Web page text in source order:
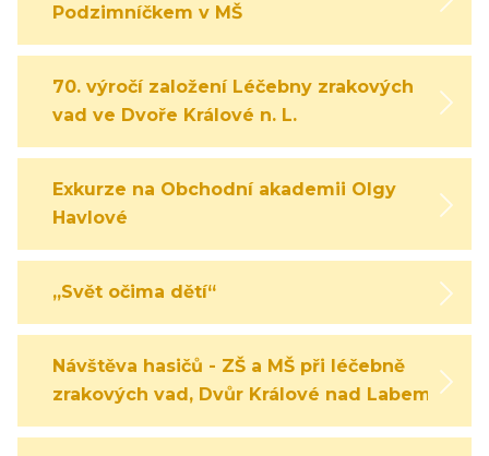
Podzimníčkem v MŠ
70. výročí založení Léčebny zrakových
vad ve Dvoře Králové n. L.
Exkurze na Obchodní akademii Olgy
Havlové
„Svět očima dětí“
Návštěva hasičů - ZŠ a MŠ při léčebně
zrakových vad, Dvůr Králové nad Labem